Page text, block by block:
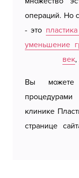
минимально
обычно
седацией и
делает
ресниц или в
избыток кожи
при этом
операций. Но
- это
уменьшение
век,
Вы можете
клинике
странице